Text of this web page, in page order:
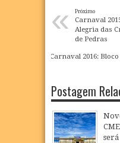
« Próximo
Carnaval
Alegria das
de Pedras
Carnaval 2016:
Postagem
será